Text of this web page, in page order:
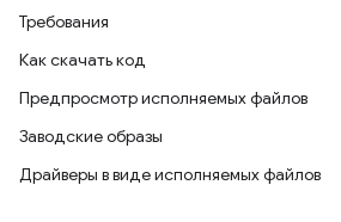
Требования
Как скачать код
Предпросмотр исполняемых файлов
Заводские образы
Драйверы в виде исполняемых файлов